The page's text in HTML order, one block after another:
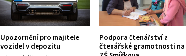
Upozornění pro majitele
vozidel v depozitu
Podpora čtenářství a
čtenářské gramotnosti na